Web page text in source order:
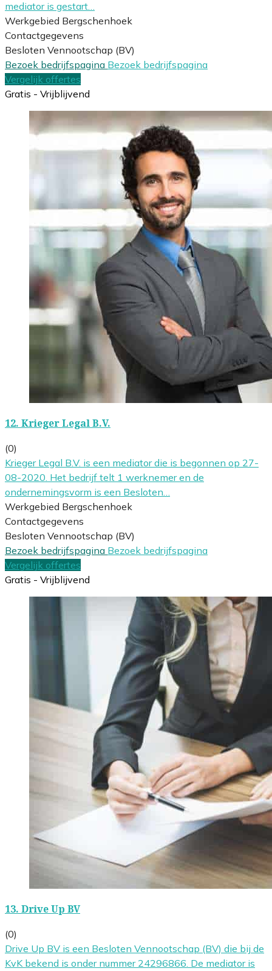
mediator is gestart…
Werkgebied Bergschenhoek
Contactgegevens
Besloten Vennootschap (BV)
Bezoek bedrijfspagina Bezoek bedrijfspagina
Vergelijk offertes
Gratis - Vrijblijvend
12. Krieger Legal B.V.
(0)
Krieger Legal B.V. is een mediator die is begonnen op 27-
08-2020. Het bedrijf telt 1 werknemer en de
ondernemingsvorm is een Besloten…
Werkgebied Bergschenhoek
Contactgegevens
Besloten Vennootschap (BV)
Bezoek bedrijfspagina Bezoek bedrijfspagina
Vergelijk offertes
Gratis - Vrijblijvend
13. Drive Up BV
(0)
Drive Up BV is een Besloten Vennootschap (BV) die bij de
KvK bekend is onder nummer 24296866. De mediator is